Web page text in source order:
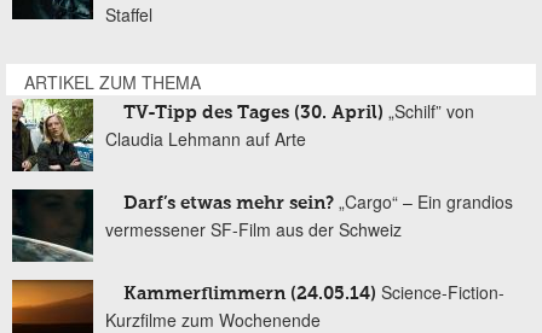
Staffel
ARTIKEL ZUM THEMA
TV-Tipp des Tages (30. April) „Schilf” von
Claudia Lehmann auf Arte
Darf’s etwas mehr sein? „Cargo“ – Ein grandios
vermessener SF-Film aus der Schweiz
Kammerflimmern (24.05.14) Science-Fiction-
Kurzfilme zum Wochenende